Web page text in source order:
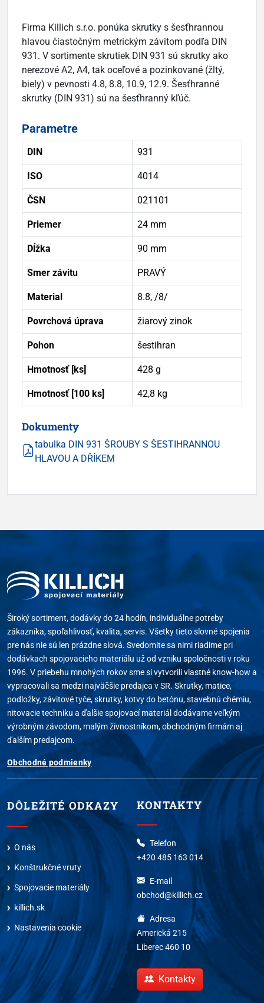
Firma Killich s.r.o. ponúka skrutky s šesťhrannou
hlavou čiastočným metrickým závitom podľa DIN
931. V sortimente skrutiek DIN 931 sú skrutky ako
nerezové A2, A4, tak oceľové a pozinkované (žltý,
biely) v pevnosti 4.8, 8.8, 10.9, 12.9. Šesťhranné
skrutky (DIN 931) sú na šesťhranný kľúč.
Parametre
DIN 931
ISO 4014
ČSN 021101
Priemer 24 mm
Dĺžka 90 mm
Smer závitu PRAVÝ
Material 8.8, /8/
Povrchová úprava žiarový zinok
Pohon šestihran
Hmotnosť [ks] 428 g
Hmotnosť [100 ks] 42,8 kg
Dokumenty
tabulka DIN 931 ŠROUBY S ŠESTIHRANNOU
HLAVOU A DŘÍKEM
Široký sortiment, dodávky do 24 hodín, individuálne potreby
zákazníka, spoľahlivosť, kvalita, servis. Všetky tieto slovné spojenia
pre nás nie sú len prázdne slová. Svedomite sa nimi riadime pri
dodávkach spojovacieho materiálu už od vzniku spoločnosti v roku
1996. V priebehu mnohých rokov sme si vytvorili vlastné know-how a
vypracovali sa medzi najväčšie predajca v SR. Skrutky, matice,
podložky, závitové tyče, skrutky, kotvy do betónu, stavebnú chémiu,
nitovacie techniku a ďalšie spojovací materiál dodávame veľkým
výrobným závodom, malým živnostníkom, obchodným firmám aj
ďalším predajcom.
Obchodné podmienky
DÔLEŽITÉ ODKAZY
O nás
Konštrukčné vruty
Spojovacie materiály
killich.sk
Nastavenia cookie
KONTAKTY
Telefon
+420 485 163 014
E-mail
obchod@killich.cz
Adresa
Americká 215
Liberec 460 10
Kontakty